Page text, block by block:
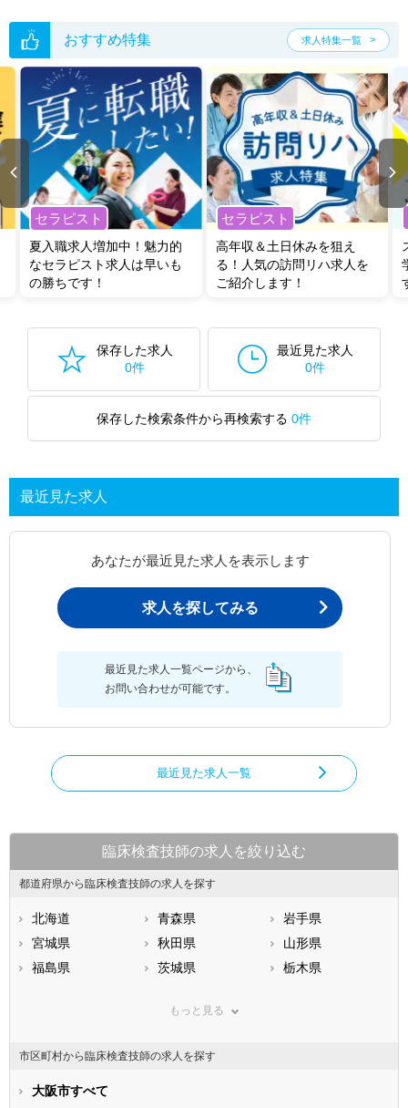
転職支援の他、情報収集や募集状況の確認も、お気軽にご相談くださ
い。
おすすめ特集 求人特集一覧
セラピスト
夏入職求人増加中！魅力的
なセラピスト求人は早いも
の勝ちです！
セラピスト
高年収＆土日休みを狙え
る！人気の訪問リハ求人を
ご紹介します！
保存した求人
0件
最近見た求人
0件
保存した検索条件から再検索する 0件
最近見た求人
あなたが最近見た求人を表示します
求人を探してみる
最近見た求人一覧ページから、
お問い合わせが可能です。
最近見た求人一覧
臨床検査技師の求人を絞り込む
都道府県から臨床検査技師の求人を探す
北海道 青森県
岩手県
宮城県
秋田県
山形県
福島県
茨城県
栃木県
神奈川県
石川県
福井県
静岡県
もっと見る
市区町村から臨床検査技師の求人を探す
大阪市すべて